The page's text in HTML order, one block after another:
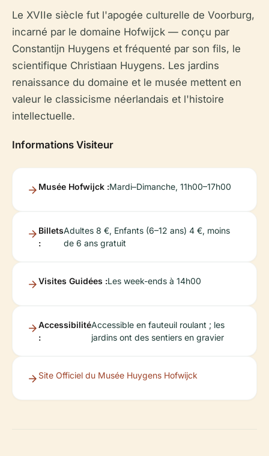
Le XVIIe siècle fut l'apogée culturelle de Voorburg,
incarné par le domaine Hofwijck — conçu par
Constantijn Huygens et fréquenté par son fils, le
scientifique Christiaan Huygens. Les jardins
renaissance du domaine et le musée mettent en
valeur le classicisme néerlandais et l'histoire
intellectuelle.
Informations Visiteur
Musée Hofwijck :Mardi–Dimanche, 11h00–17h00
Billets
:
Adultes 8 €, Enfants (6–12 ans) 4 €, moins
de 6 ans gratuit
Visites Guidées :Les week-ends à 14h00
Accessibilité
:
Accessible en fauteuil roulant ; les
jardins ont des sentiers en gravier
Site Officiel du Musée Huygens Hofwijck